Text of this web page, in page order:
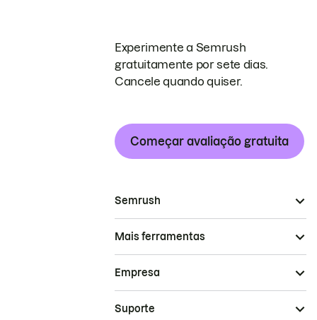
Experimente a Semrush
gratuitamente por sete dias.
Cancele quando quiser.
Começar avaliação gratuita
Semrush
Mais ferramentas
Empresa
Suporte